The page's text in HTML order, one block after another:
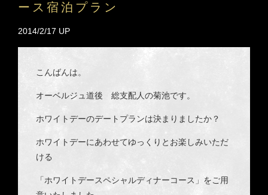
ース宿泊プラン
2014/2/17 UP
こんばんは。
オーベルジュ道後 総支配人の菊池です。
ホワイトデーのデートプランは決まりましたか？
ホワイトデーにあわせてゆっくりとお楽しみいただ
ける
「ホワイトデースペシャルディナーコース」をご用